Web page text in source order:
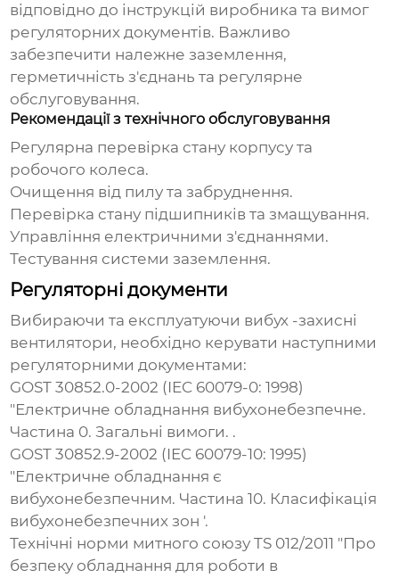
відповідно до інструкцій виробника та вимог
регуляторних документів. Важливо
забезпечити належне заземлення,
герметичність з'єднань та регулярне
обслуговування.
Рекомендації з технічного обслуговування
Регулярна перевірка стану корпусу та
робочого колеса.
Очищення від пилу та забруднення.
Перевірка стану підшипників та змащування.
Управління електричними з'єднаннями.
Тестування системи заземлення.
Регуляторні документи
Вибираючи та експлуатуючи вибух -захисні
вентилятори, необхідно керувати наступними
регуляторними документами:
GOST 30852.0-2002 (IEC 60079-0: 1998)
"Електричне обладнання вибухонебезпечне.
Частина 0. Загальні вимоги. .
GOST 30852.9-2002 (IEC 60079-10: 1995)
"Електричне обладнання є
вибухонебезпечним. Частина 10. Класифікація
вибухонебезпечних зон '.
Технічні норми митного союзу TS 012/2011 "Про
безпеку обладнання для роботи в